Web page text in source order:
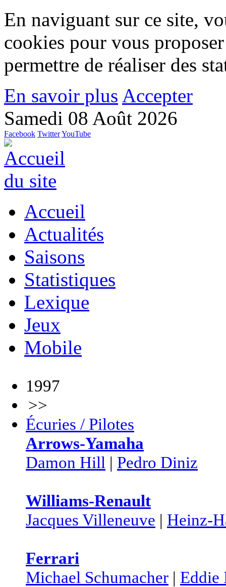
En naviguant sur ce site,
cookies pour vous
permettre de réaliser des
En savoir plus Accepter
Samedi 08 Août 2026
Facebook TwitterYouTube
Accueil
Actualités
Saisons
Statistiques
Lexique
Jeux
Mobile
1997
>>
Écuries / Pilotes
Arrows-Yamaha
Damon Hill | Pedro Diniz
Williams-Renault
Jacques Villeneuve | Heinz-
Ferrari
Michael Schumacher | Eddie